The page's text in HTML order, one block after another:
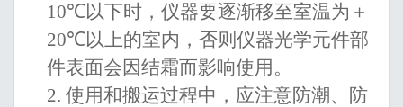
10℃以下时，仪器要逐渐移至室温为＋
20℃以上的室内，否则仪器光学元件部
件表面会因结霜而影响使用 。
2.使用和搬运过程中，应注意防潮、
防